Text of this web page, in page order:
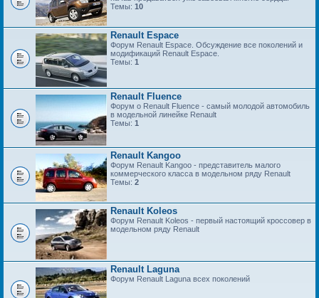
Темы: 10
Renault Espace
Форум Renault Espace. Обсуждение все поколений и
модификаций Renault Espace.
Темы: 1
Renault Fluence
Форум о Renault Fluence - самый молодой автомобиль
в модельной линейке Renault
Темы: 1
Renault Kangoo
Форум Renault Kangoo - представитель малого
коммерческого класса в модельном ряду Renault
Темы: 2
Renault Koleos
Форум Renault Koleos - первый настоящий кроссовер в
модельном ряду Renault
Renault Laguna
Форум Renault Laguna всех поколений